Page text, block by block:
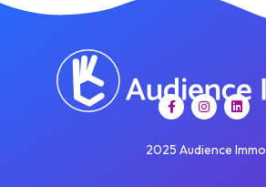
2025 Audience Immo